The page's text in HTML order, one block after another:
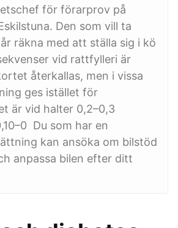
för förarprov på
Den som vill ta
räkna med att ställa sig i kö
vid rattfylleri är
återkallas, men i vissa
ges istället för
är vid halter 0,2–0,3
Du som har en
kan ansöka om bilstöd
anpassa bilen efter ditt